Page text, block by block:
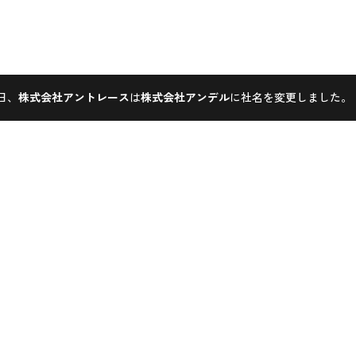
株式会社アントレースは株式会社アンデルに社名を変更しました。